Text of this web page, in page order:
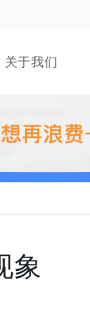
关于我们
象